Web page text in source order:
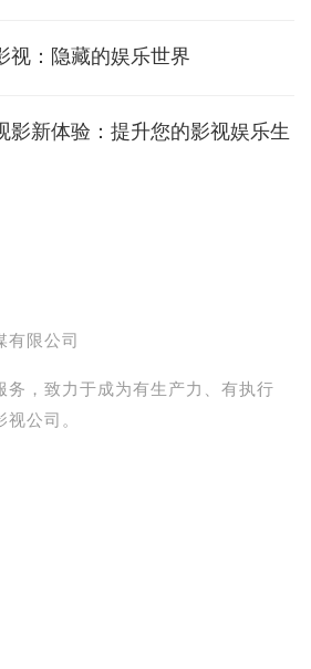
视：隐藏的娱乐世界
影新体验：提升您的影视娱乐生
有限公司
，致力于成为有生产力、有执行
公司。